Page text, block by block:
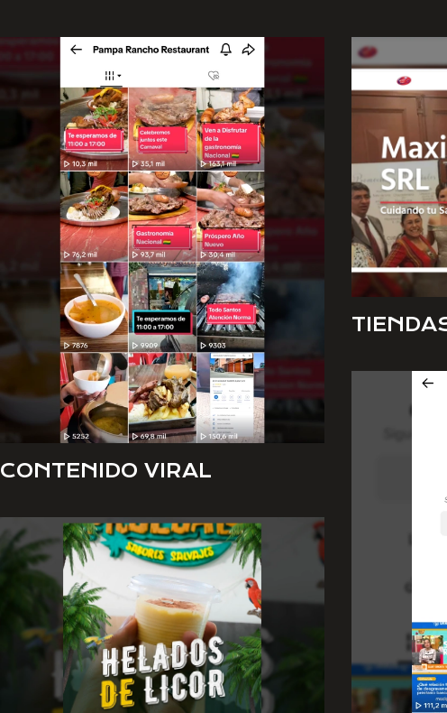
CONTENIDO VIRAL